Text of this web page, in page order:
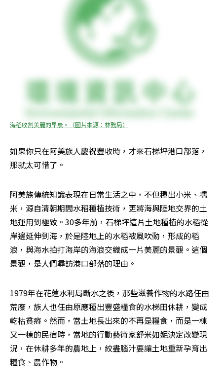
海稻收割美麗的早晨。（圖片來源：林務局）
如果你只在阿美族人慶祝豐收時，才來石梯坪港口部落，
那就太可惜了。
阿美族傳統知識表現在日常生活之中，不但種出小米、糯
米，源自清朝期間水稻種植技術，更將海與陸地交界的土
地運用到極致。30多年前，石梯坪這片土地種植的水稻從
岸邊延伸到海，於是陸地上的水稻被風吹動，形成的稻
浪，與海水拍打海岸的海浪交織成一片美麗的景觀。這個
景觀，是人們尋訪港口部落的理由。
1979年在花蓮水利局斷水之後，那些滋養作物的水路任由
荒廢，族人也任由原應種出豐盛糧食的水梯田休耕，變成
乾枯貧瘠。然而，當土地長出來的不再是糧食，而是一棟
又一棟的民宿時，當地的行動藝術家舒米如妮決定改變現
況，在休耕多年的農地上，絞盡腦汁要讓土地重新孕育出
糧食、農作物。